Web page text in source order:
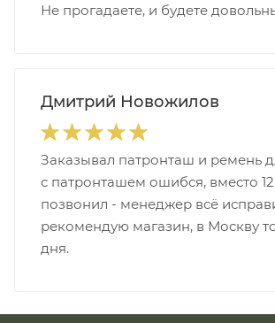
Не прогадаете, и будете
Дмитрий Новожилов
Заказывал патронташ и ремень
с патронташем ошибся, вместо 12
позвонил - менеджер всё
рекомендую магазин, в Москву
дня.